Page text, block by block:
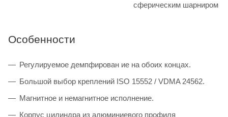
сферическим шарниром
Особенности
Регулируемое демпфирован ие на обоих концах.
Большой выбор креплений ISO 15552 / VDMA 24562.
Магнитное и немагнитное исполнение.
Корпус цилиндра из алюминиевого профиля